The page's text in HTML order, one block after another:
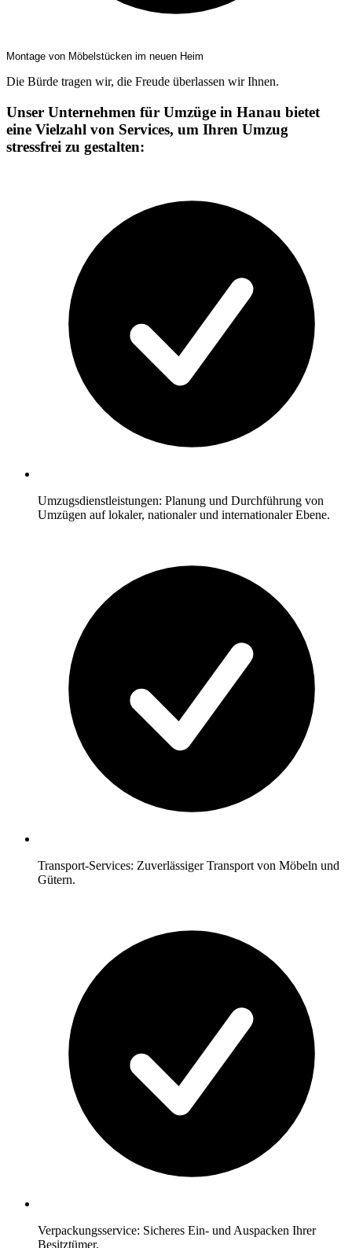
Montage von Möbelstücken im neuen Heim
Die Bürde tragen wir, die Freude überlassen wir Ihnen.
Unser Unternehmen für Umzüge in Hanau bietet
eine Vielzahl von Services, um Ihren Umzug
stressfrei zu gestalten:
Umzugsdienstleistungen: Planung und Durchführung von
Umzügen auf lokaler, nationaler und internationaler Ebene.
Transport-Services: Zuverlässiger Transport von Möbeln und
Gütern.
Verpackungsservice: Sicheres Ein- und Auspacken Ihrer
Besitztümer.